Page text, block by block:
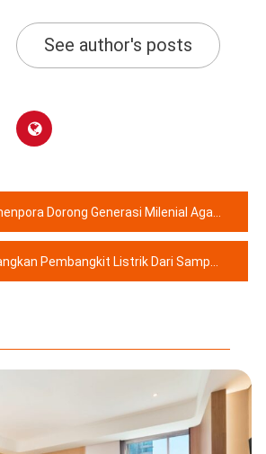
See author's posts
Dorong Generasi Milenial Agar Menjadi Kreatif, Inovatif, dan Miliki Jiwa Bisnis
Pembangkit Listrik Dari Sampah di Palembang